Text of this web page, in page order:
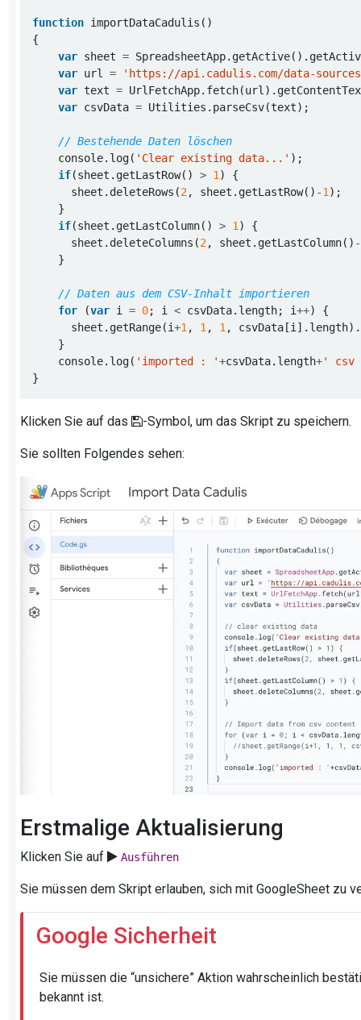
function
var sheet =
var url =
'https://api.cadulis.com/data-sources/
var text =
var csvData =
    console.log(
'Clear existing data...'
if(sheet.getLastRow() > 1
      sheet.deleteRows(
2, sheet.getLastRow() -1
if(sheet.getLastColumn() > 1
      sheet.deleteColumns(
2, sheet.getLastColumn() -
for (var i = 0; i < csvData.length; i++
      sheet.getRange(i
+1 , 1 , 1 ,
    console.log(
'imported : '+csvData.length+' csv
Klicken Sie auf das -Symbol, um das Skript zu speichern.
Sie sollten Folgendes sehen:
Erstmalige Aktualisierung
Klicken Sie auf Ausführen
Sie müssen dem Skript erlauben, sich mit GoogleSheet zu
Google Sicherheit
Sie müssen die “unsichere” Aktion wahrscheinlich
bekannt ist.